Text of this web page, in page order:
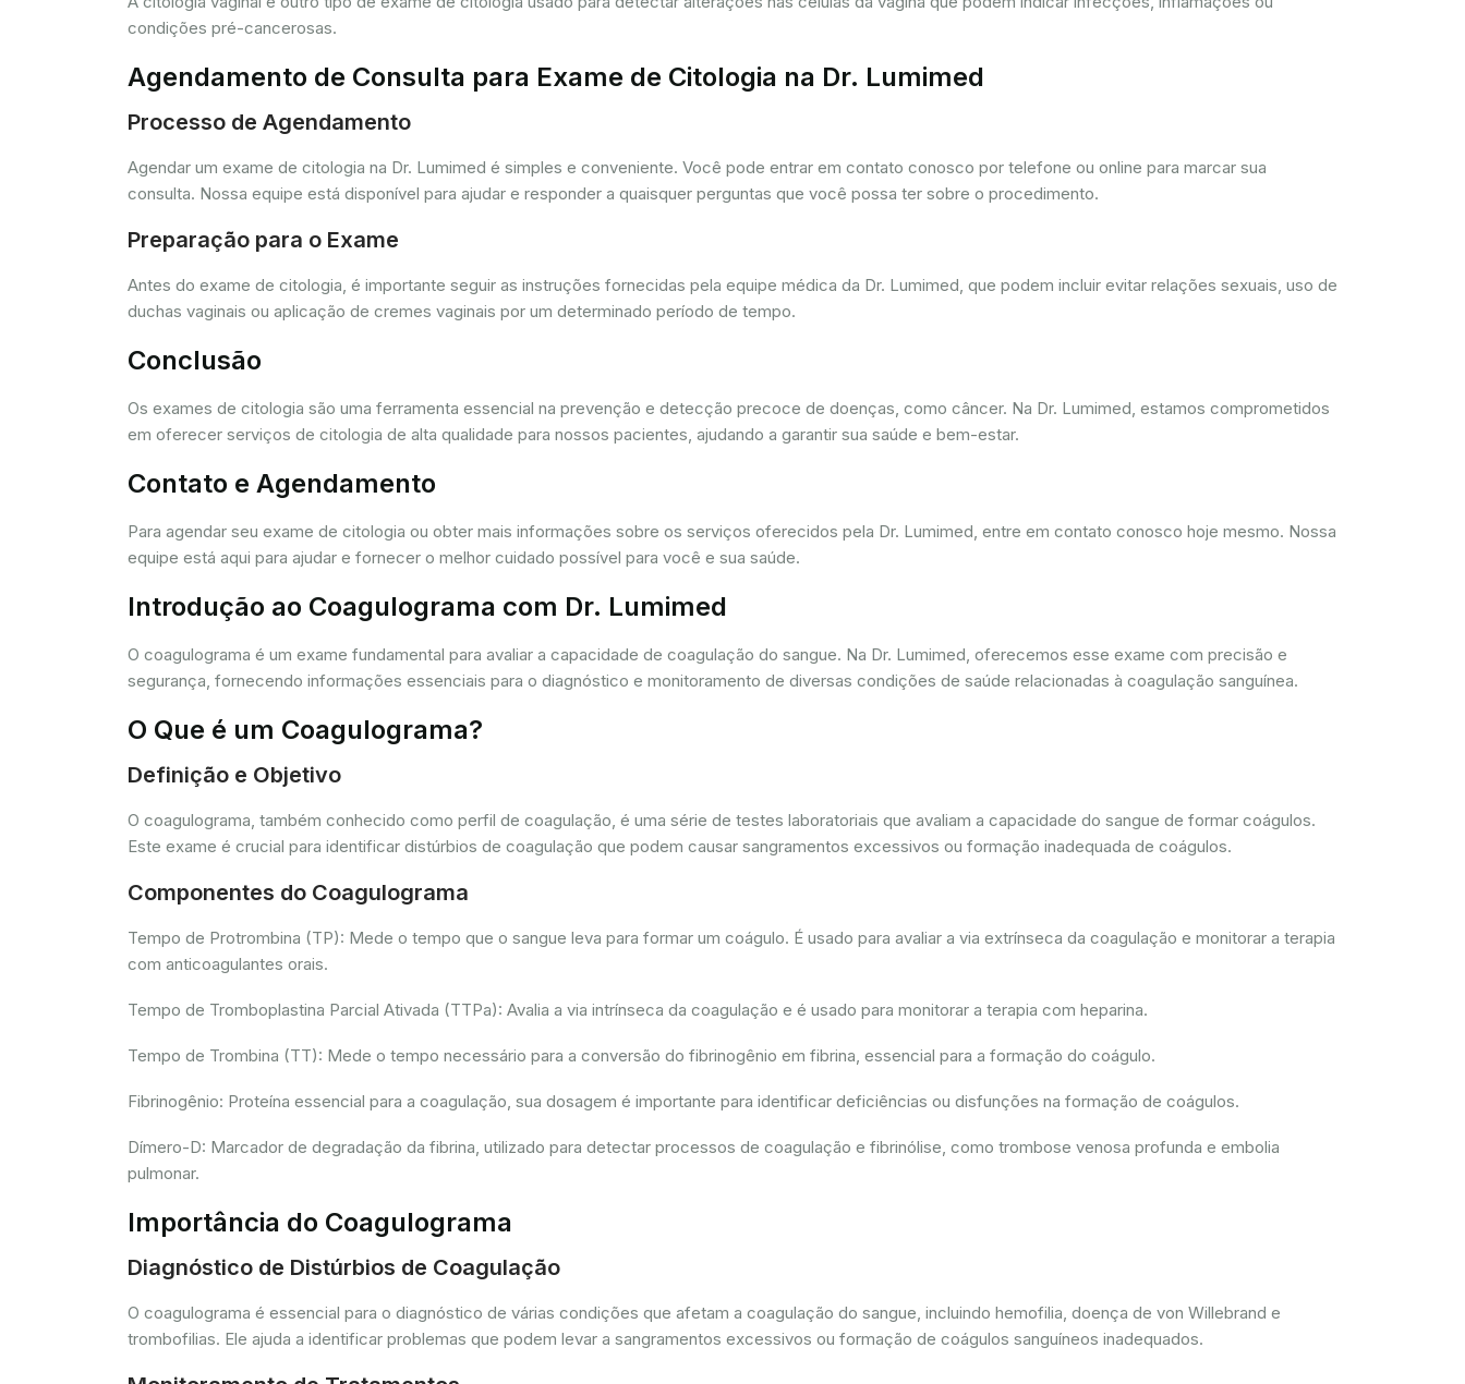
condições pré-cancerosas.
Agendamento de Consulta para Exame de Citologia na Dr. Lumimed
Processo de Agendamento
Agendar um exame de citologia na Dr. Lumimed é simples e conveniente. Você pode entrar em contato conosco por telefone ou online para marcar sua
consulta. Nossa equipe está disponível para ajudar e responder a quaisquer perguntas que você possa ter sobre o procedimento.
Preparação para o Exame
Antes do exame de citologia, é importante seguir as instruções fornecidas pela equipe médica da Dr. Lumimed, que podem incluir evitar relações sexuais, uso de
duchas vaginais ou aplicação de cremes vaginais por um determinado período de tempo.
Conclusão
Os exames de citologia são uma ferramenta essencial na prevenção e detecção precoce de doenças, como câncer. Na Dr. Lumimed, estamos comprometidos
em oferecer serviços de citologia de alta qualidade para nossos pacientes, ajudando a garantir sua saúde e bem-estar.
Contato e Agendamento
Para agendar seu exame de citologia ou obter mais informações sobre os serviços oferecidos pela Dr. Lumimed, entre em contato conosco hoje mesmo. Nossa
equipe está aqui para ajudar e fornecer o melhor cuidado possível para você e sua saúde.
Introdução ao Coagulograma com Dr. Lumimed
O coagulograma é um exame fundamental para avaliar a capacidade de coagulação do sangue. Na Dr. Lumimed, oferecemos esse exame com precisão e
segurança, fornecendo informações essenciais para o diagnóstico e monitoramento de diversas condições de saúde relacionadas à coagulação sanguínea.
O Que é um Coagulograma?
Definição e Objetivo
O coagulograma, também conhecido como perfil de coagulação, é uma série de testes laboratoriais que avaliam a capacidade do sangue de formar coágulos.
Este exame é crucial para identificar distúrbios de coagulação que podem causar sangramentos excessivos ou formação inadequada de coágulos.
Componentes do Coagulograma
Tempo de Protrombina (TP): Mede o tempo que o sangue leva para formar um coágulo. É usado para avaliar a via extrínseca da coagulação e monitorar a terapia
com anticoagulantes orais.
Tempo de Tromboplastina Parcial Ativada (TTPa): Avalia a via intrínseca da coagulação e é usado para monitorar a terapia com heparina.
Tempo de Trombina (TT): Mede o tempo necessário para a conversão do fibrinogênio em fibrina, essencial para a formação do coágulo.
Fibrinogênio: Proteína essencial para a coagulação, sua dosagem é importante para identificar deficiências ou disfunções na formação de coágulos.
Dímero-D: Marcador de degradação da fibrina, utilizado para detectar processos de coagulação e fibrinólise, como trombose venosa profunda e embolia
pulmonar.
Importância do Coagulograma
Diagnóstico de Distúrbios de Coagulação
O coagulograma é essencial para o diagnóstico de várias condições que afetam a coagulação do sangue, incluindo hemofilia, doença de von Willebrand e
trombofilias. Ele ajuda a identificar problemas que podem levar a sangramentos excessivos ou formação de coágulos sanguíneos inadequados.